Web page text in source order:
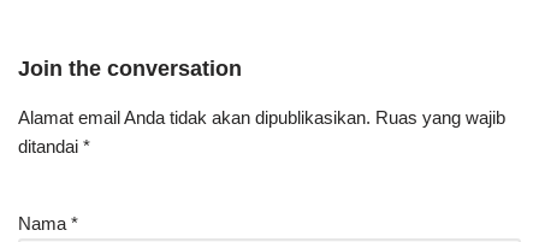
Join the conversation
Alamat email Anda tidak akan dipublikasikan. Ruas yang wajib
ditandai *
Nama *